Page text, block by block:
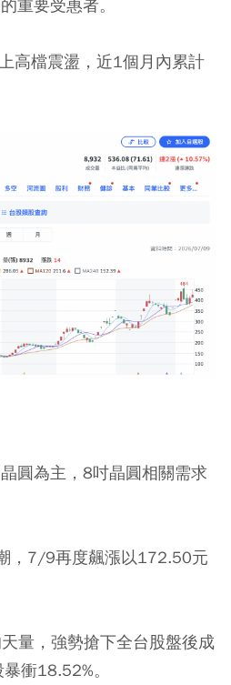
重要受惠者。
高檔震盪，近1個月內累計
圓為主，8吋晶圓相關需求
，7/9再度飆漲以172.50元
量，強勢搶下全台股盤後成
衝18.52%。